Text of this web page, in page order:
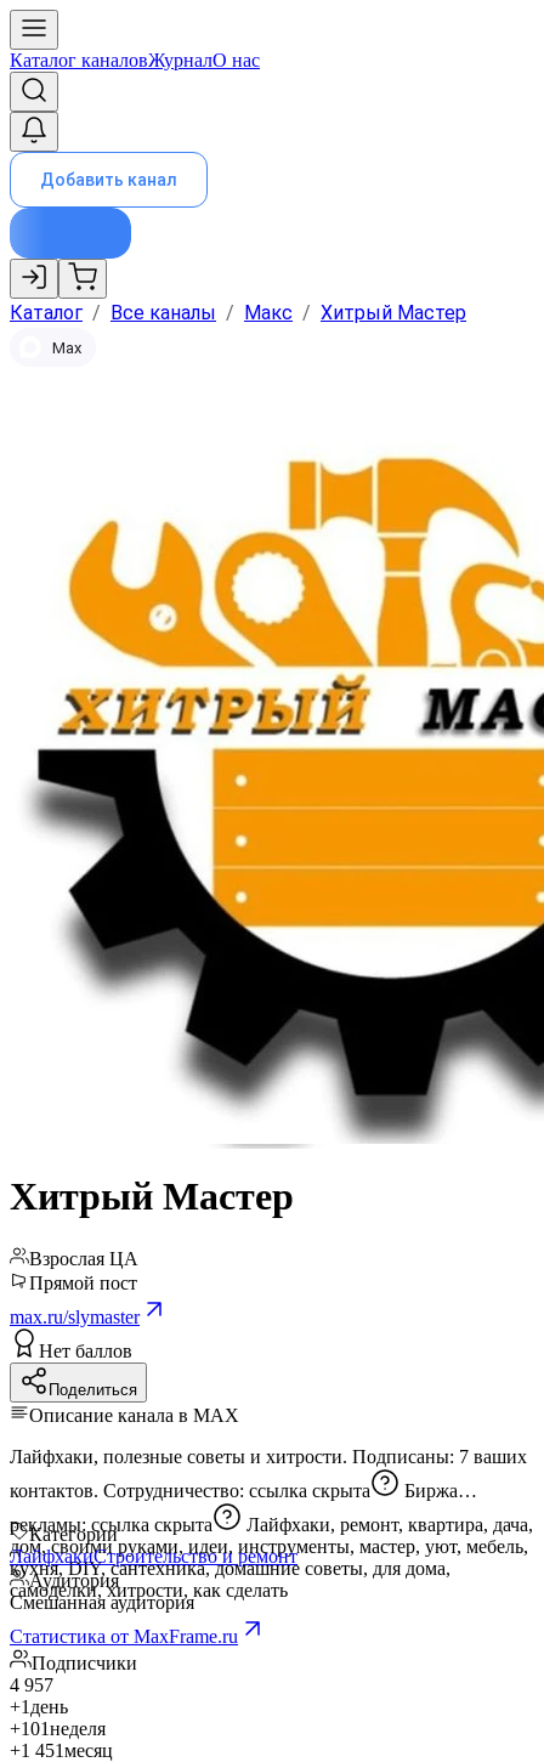
Каталог каналовЖурналО нас
Добавить канал
Каталог / Все каналы / Макс / Хитрый Мастер
Max
Хитрый Мастер
Взрослая ЦА
Прямой пост
max.ru/slymaster
Нет баллов
Поделиться
Описание канала в MAX
Лайфхаки, полезные советы и хитрости. Подписаны: 7 ваших
контактов. Сотрудничество: ссылка скрыта
Биржа
рекламы: ссылка скрыта
дом, своими руками, идеи, инструменты, мастер, уют, мебель,
кухня, DIY, сантехника, домашние советы, для дома,
самоделки, хитрости, как сделать
Категории
ЛайфхакиСтроительство и ремонт
Аудитория
Смешанная аудитория
Статистика от MaxFrame.ru
Подписчики
4 957
+1 день
+101неделя
+1 451месяц